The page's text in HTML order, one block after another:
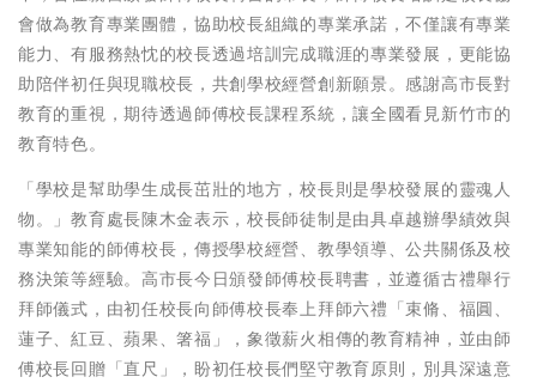
會做為教育專業團體，協助校長組織的專業承諾，不僅讓有專業
能力、有服務熱忱的校長透過培訓完成職涯的專業發展，更能協
助陪伴初任與現職校長，共創學校經營創新願景。感謝高市長對
教育的重視，期待透過師傅校長課程系統，讓全國看見新竹市的
教育特色。
「學校是幫助學生成長茁壯的地方，校長則是學校發展的靈魂人
物。」教育處長陳木金表示，校長師徒制是由具卓越辦學績效與
專業知能的師傅校長，傳授學校經營、教學領導、公共關係及校
務決策等經驗。高市長今日頒發師傅校長聘書，並遵循古禮舉行
拜師儀式，由初任校長向師傅校長奉上拜師六禮「束脩、福圓、
蓮子、紅豆、蘋果、箸福」，象徵薪火相傳的教育精神，並由師
傅校長回贈「直尺」，盼初任校長們堅守教育原則，別具深遠意